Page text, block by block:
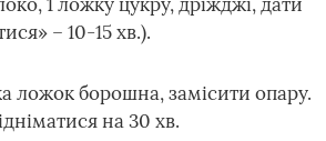
– 10-15 хв.).
ложок борошна, замісити опару.
на 30 хв.